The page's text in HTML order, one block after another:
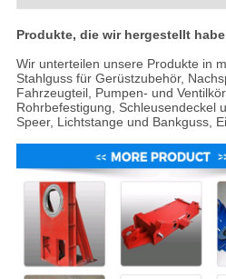
Produkte, die wir hergestellt
Wir unterteilen unsere Produkte in
Stahlguss für Gerüstzubehör,
Fahrzeugteil, Pumpen- und
Rohrbefestigung, Schleusendeckel
Speer, Lichtstange und Bankguss,